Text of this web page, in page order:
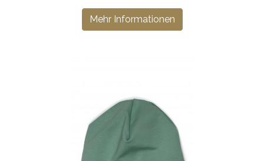
Mehr Informationen